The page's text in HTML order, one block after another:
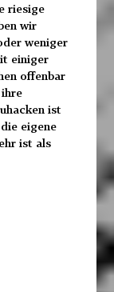
riesige
wir
weniger
einiger
offenbar
ist
eigene
ist als